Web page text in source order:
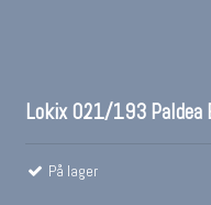
Lokix 021/193 Paldea
På lager